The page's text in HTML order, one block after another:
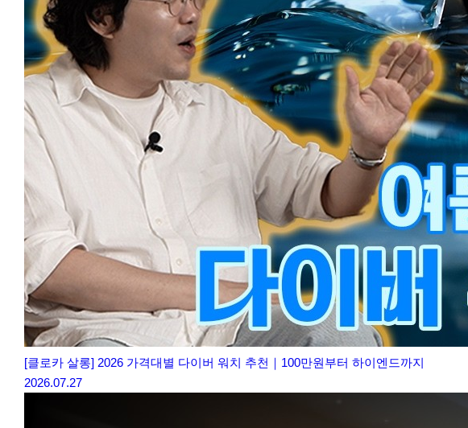
[클로카 살롱] 2026 가격대별 다이버 워치 추천｜100만원부터 하이엔드까지
2026.07.27